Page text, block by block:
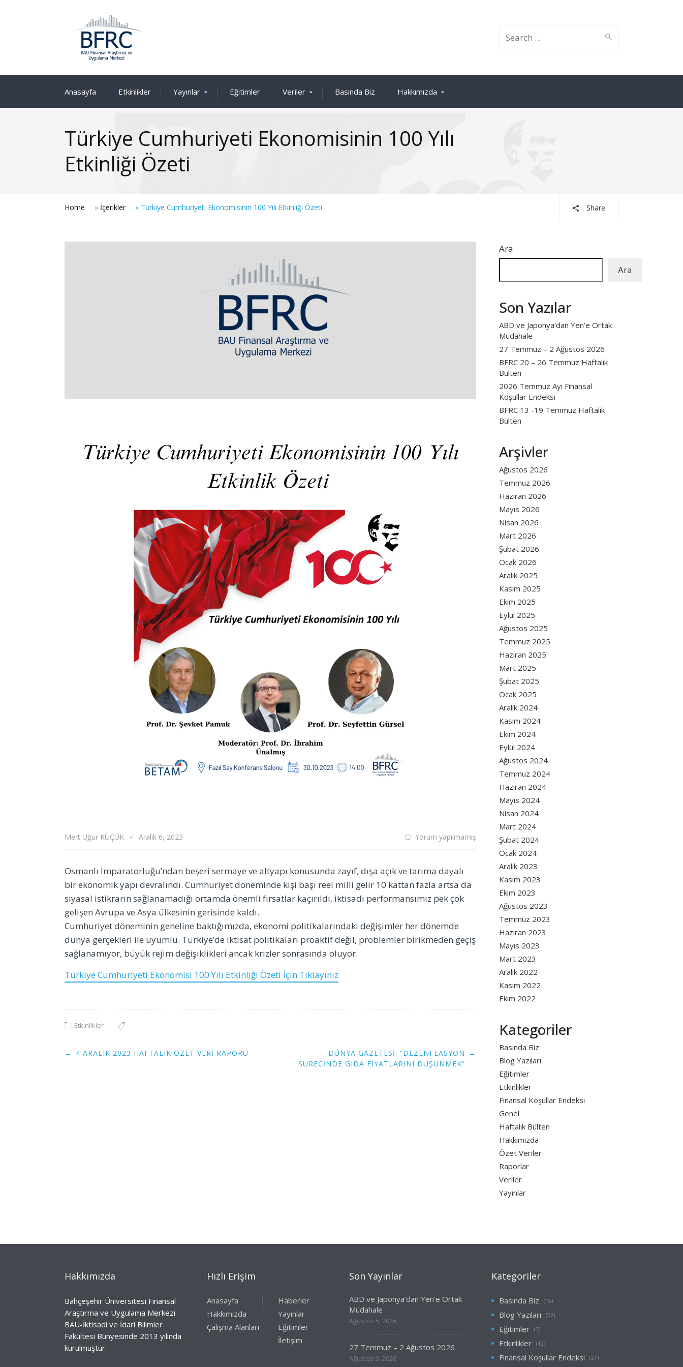
Anasayfa Etkinlikler Yayınlar Eğitimler Veriler Basında Biz Hakkımızda
Türkiye Cumhuriyeti Ekonomisinin 100 Yılı
Etkinliği Özeti
Home » İçerikler » Türkiye Cumhuriyeti Ekonomisinin 100 Yılı Etkinliği Özeti Share
Mert Uğur KÜÇÜK Aralık 6, 2023 Yorum yapılmamış
Osmanlı İmparatorluğu’ndan beşeri sermaye ve altyapı konusunda zayıf, dışa açık ve tarıma dayalı
bir ekonomik yapı devralındı. Cumhuriyet döneminde kişi başı reel milli gelir 10 kattan fazla artsa da
siyasal istikrarın sağlanamadığı ortamda önemli fırsatlar kaçırıldı, iktisadi performansımız pek çok
gelişen Avrupa ve Asya ülkesinin gerisinde kaldı.
Cumhuriyet döneminin geneline baktığımızda, ekonomi politikalarındaki değişimler her dönemde
dünya gerçekleri ile uyumlu. Türkiye’de iktisat politikaları proaktif değil, problemler birikmeden geçiş
sağlanamıyor, büyük rejim değişiklikleri ancak krizler sonrasında oluyor.
Türkiye Cumhuriyeti Ekonomisi 100 Yılı Etkinliği Özeti İçin Tıklayınız
Etkinlikler
Post
← 4 ARALIK 2023 HAFTALIK ÖZET VERI RAPORU
DÜNYA GAZETESI: “DEZENFLASYON
SÜRECINDE GIDA FIYATLARINI DÜŞÜNMEK”
→
Ara
Ara
Son Yazılar
ABD ve Japonya’dan Yen’e Ortak
Müdahale
27 Temmuz – 2 Ağustos 2026
BFRC 20 – 26 Temmuz Haftalık
Bülten
2026 Temmuz Ayı Finansal
Koşullar Endeksi
BFRC 13 -19 Temmuz Haftalık
Bülten
Arşivler
Ağustos 2026
Temmuz 2026
Haziran 2026
Mayıs 2026
Nisan 2026
Mart 2026
Şubat 2026
Ocak 2026
Aralık 2025
Kasım 2025
Ekim 2025
Eylül 2025
Ağustos 2025
Temmuz 2025
Haziran 2025
Mart 2025
Şubat 2025
Ocak 2025
Aralık 2024
Kasım 2024
Ekim 2024
Eylül 2024
Ağustos 2024
Temmuz 2024
Haziran 2024
Mayıs 2024
Nisan 2024
Mart 2024
Şubat 2024
Ocak 2024
Aralık 2023
Kasım 2023
Ekim 2023
Ağustos 2023
Temmuz 2023
Haziran 2023
Mayıs 2023
Mart 2023
Aralık 2022
Kasım 2022
Ekim 2022
Kategoriler
Basında Biz
Blog Yazıları
Eğitimler
Etkinlikler
Finansal Koşullar Endeksi
Genel
Haftalık Bülten
Hakkımızda
Özet Veriler
Raporlar
Veriler
Yayınlar
Hakkımızda
Bahçeşehir Üniversitesi Finansal
Araştırma ve Uygulama Merkezi
BAU-İktisadi ve İdari Bilimler
Fakültesi Bünyesinde 2013 yılında
kurulmuştur.
Hızlı Erişim
Anasayfa
Hakkımızda
Çalışma Alanları
Haberler
Yayınlar
Eğitimler
İletişim
Son Yayınlar
ABD ve Japonya’dan Yen’e Ortak
Müdahale
Ağustos 5, 2026
27 Temmuz – 2 Ağustos 2026
Ağustos 3, 2026
Kategoriler
Basında Biz (15)
Blog Yazıları (52)
Eğitimler (3)
Etkinlikler (12)
Finansal Koşullar Endeksi (27)